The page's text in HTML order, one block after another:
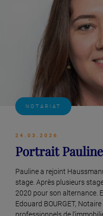
NOTARIAT
24.03.2026
Portrait
Pauline a rejoint
stage. Après plusieurs
2020 pour son alternance.
Edouard BOURGET,
professionnels de